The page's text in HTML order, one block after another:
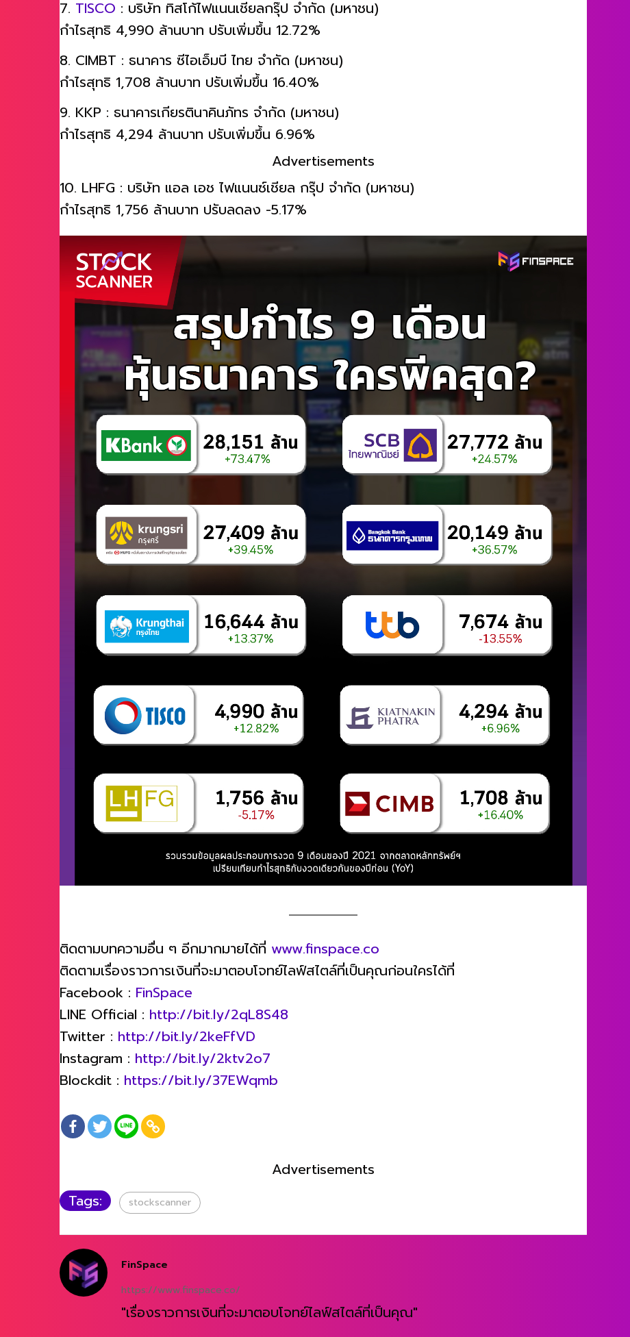
7. TISCO : บริษัท ทิสโก้ไฟแนนเชียลกรุ๊ป จำกัด (มหาชน)
กำไรสุทธิ 4,990 ล้านบาท ปรับเพิ่มขึ้น 12.72%
8. CIMBT : ธนาคาร ซีไอเอ็มบี ไทย จำกัด (มหาชน)
กำไรสุทธิ 1,708 ล้านบาท ปรับเพิ่มขึ้น 16.40%
9. KKP : ธนาคารเกียรตินาคินภัทร จำกัด (มหาชน)
กำไรสุทธิ 4,294 ล้านบาท ปรับเพิ่มขึ้น 6.96%
Advertisements
10. LHFG : บริษัท แอล เอช ไฟแนนซ์เชียล กรุ๊ป จำกัด (มหาชน)
กำไรสุทธิ 1,756 ล้านบาท ปรับลดลง -5.17%
ติดตามบทความอื่น ๆ อีกมากมายได้ที่ www.finspace.co
ติดตามเรื่องราวการเงินที่จะมาตอบโจทย์ไลฟ์สไตล์ที่เป็นคุณก่อนใครได้ที่
Facebook : FinSpace
LINE Official : http://bit.ly/2qL8S48
Twitter : http://bit.ly/2keFfVD
Instagram : http://bit.ly/2ktv2o7
Blockdit : https://bit.ly/37EWqmb
Advertisements
Tags:
stockscanner
FinSpace
https://www.finspace.co/
"เรื่องราวการเงินที่จะมาตอบโจทย์ไลฟ์สไตล์ที่เป็นคุณ"